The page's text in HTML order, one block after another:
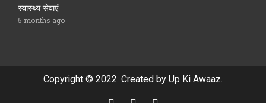
स्वास्थ्य सेवाएं
5 months ago
Copyright © 2022. Created by Up Ki Awaaz.